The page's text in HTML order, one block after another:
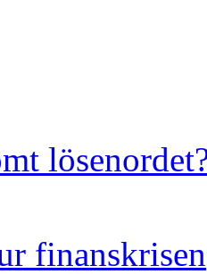
finanskrisen